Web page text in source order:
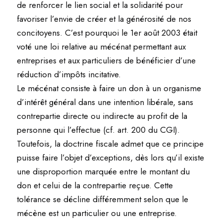
de renforcer le lien social et la solidarité pour
favoriser l’envie de créer et la générosité de nos
concitoyens. C’est pourquoi le 1er août 2003 était
voté une loi relative au mécénat permettant aux
entreprises et aux particuliers de bénéficier d’une
réduction d’impôts incitative.
Le mécénat consiste à faire un don à un organisme
d’intérêt général dans une intention libérale, sans
contrepartie directe ou indirecte au profit de la
personne qui l’effectue (cf. art. 200 du CGI).
Toutefois, la doctrine fiscale admet que ce principe
puisse faire l’objet d’exceptions, dès lors qu’il existe
une disproportion marquée entre le montant du
don et celui de la contrepartie reçue. Cette
tolérance se décline différemment selon que le
mécène est un particulier ou une entreprise.